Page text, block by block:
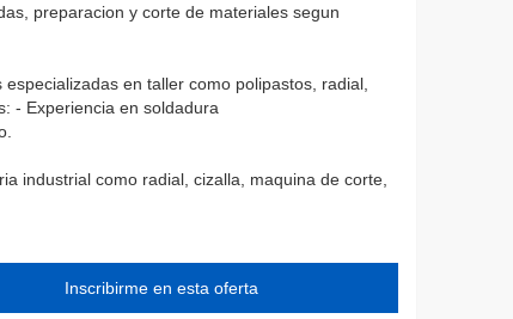
preparacion y corte de materiales segun
en taller como polipastos, radial,
- Experiencia en soldadura
industrial como radial, cizalla, maquina de corte,
Inscribirme en esta oferta